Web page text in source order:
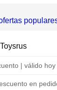
| válido hoy
en